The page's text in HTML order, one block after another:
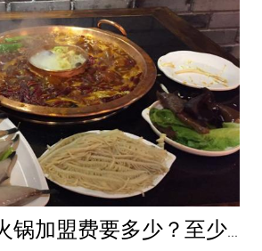
加盟袁老四火锅加盟费要多少？至少50万资金你准备好了吗？